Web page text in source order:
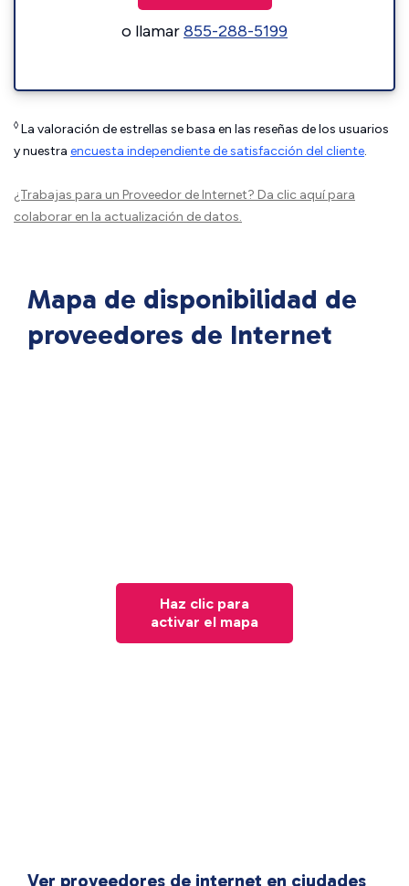
o llamar855-288-5199
◊ La valoración de estrellas se basa en las reseñas de los usuarios
y nuestra encuesta independiente de satisfacción del cliente.
¿Trabajas para un Proveedor de Internet? Da clic aquípara
colaborar en la actualización de datos.
Mapa de disponibilidad de
proveedores de Internet
Haz clic para
activar el mapa
Ver proveedores de internet en ciudades